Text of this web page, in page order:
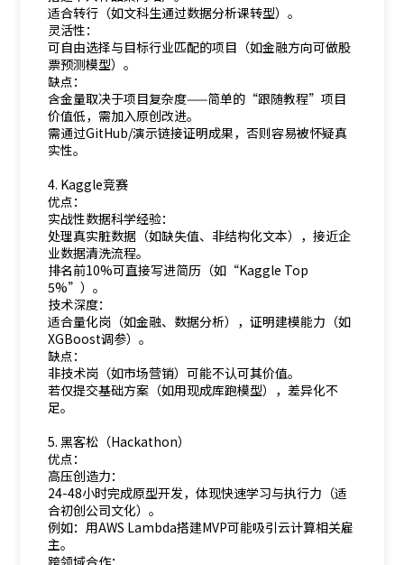
适合转行（如文科生通过数据分析课转型）。
灵活性：
可自由选择与目标行业匹配的项目（如金融方向可做股
票预测模型）。
缺点：
含金量取决于项目复杂度——简单的“跟随教程”项目
价值低，需加入原创改进。
需通过GitHub/演示链接证明成果，否则容易被怀疑真
实性。
4. Kaggle竞赛
优点：
实战性数据科学经验：
处理真实脏数据（如缺失值、非结构化文本），接近企
业数据清洗流程。
排名前10%可直接写进简历（如“Kaggle Top
5%”）。
技术深度：
适合量化岗（如金融、数据分析），证明建模能力（如
XGBoost调参）。
缺点：
非技术岗（如市场营销）可能不认可其价值。
若仅提交基础方案（如用现成库跑模型），差异化不
足。
5. 黑客松（Hackathon）
优点：
高压创造力：
24-48小时完成原型开发，体现快速学习与执行力（适
合初创公司文化）。
例如：用AWS Lambda搭建MVP可能吸引云计算相关雇
主。
跨领域合作：